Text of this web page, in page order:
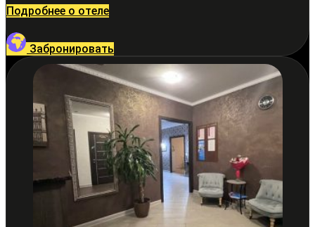
Подробнее о отеле
Забронировать